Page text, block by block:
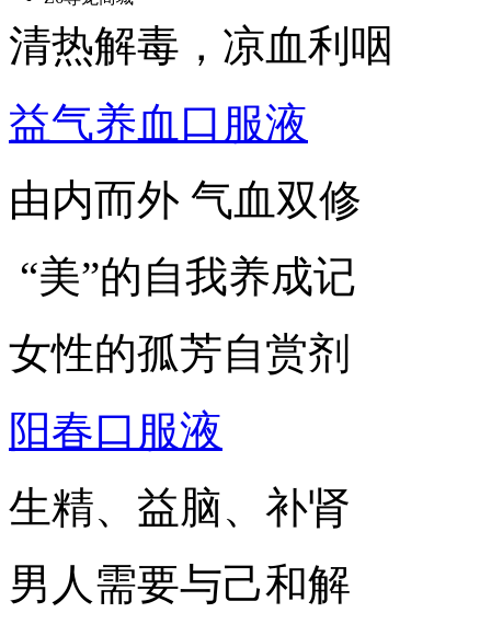
清热解毒，凉血利咽
益气养血口服液
由内而外 气血双修
“美”的自我养成记
女性的孤芳自赏剂
阳春口服液
生精、益脑、补肾
男人需要与己和解